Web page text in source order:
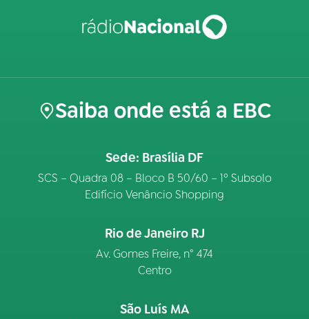
Saiba onde está a EBC
Sede: Brasília DF
SCS – Quadra 08 – Bloco B 50/60 – 1º Subsolo
Edifício Venâncio Shopping
Rio de Janeiro RJ
Av. Gomes Freire, n° 474
Centro
São Luís MA